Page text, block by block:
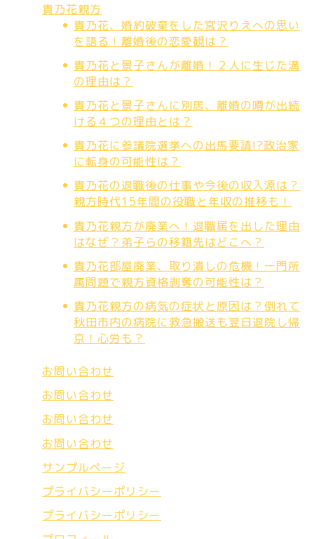
貴乃花親方
貴乃花、婚約破棄をした宮沢りえへの思い
を語る！離婚後の恋愛観は？
貴乃花と景子さんが離婚！２人に生じた溝
の理由は？
貴乃花と景子さんに別居、離婚の噂が出続
ける４つの理由とは？
貴乃花に参議院選挙への出馬要請!?政治家
に転身の可能性は？
貴乃花の退職後の仕事や今後の収入源は？
親方時代15年間の役職と年収の推移も！
貴乃花親方が廃業へ！退職届を出した理由
はなぜ？弟子らの移籍先はどこへ？
貴乃花部屋廃業、取り潰しの危機！一門所
属問題で親方資格剥奪の可能性は？
貴乃花親方の病気の症状と原因は？倒れて
秋田市内の病院に救急搬送も翌日退院し帰
京！心労も？
お問い合わせ
お問い合わせ
お問い合わせ
お問い合わせ
サンプルページ
プライバシーポリシー
プライバシーポリシー